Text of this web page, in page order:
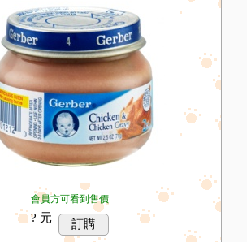
會員方可看到售價
? 元 訂購